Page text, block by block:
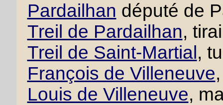
Pardailhan député de
Treil de Pardailhan,
Treil de Saint-Martial ,
François de Villeneuve
Louis de Villeneuve,